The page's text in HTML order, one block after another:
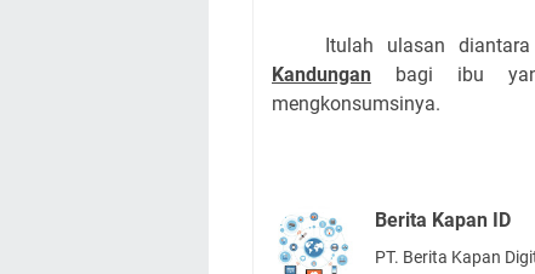
Itulah ulasan diantara
Kandungan bagi ibu
mengkonsumsinya.
Berita Kapan ID
PT. Berita Kapan